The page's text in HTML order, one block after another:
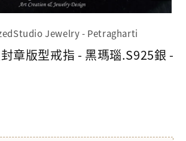
Jewelry - Petragharti
章版型戒指 - 黑瑪瑙.S925銀 -